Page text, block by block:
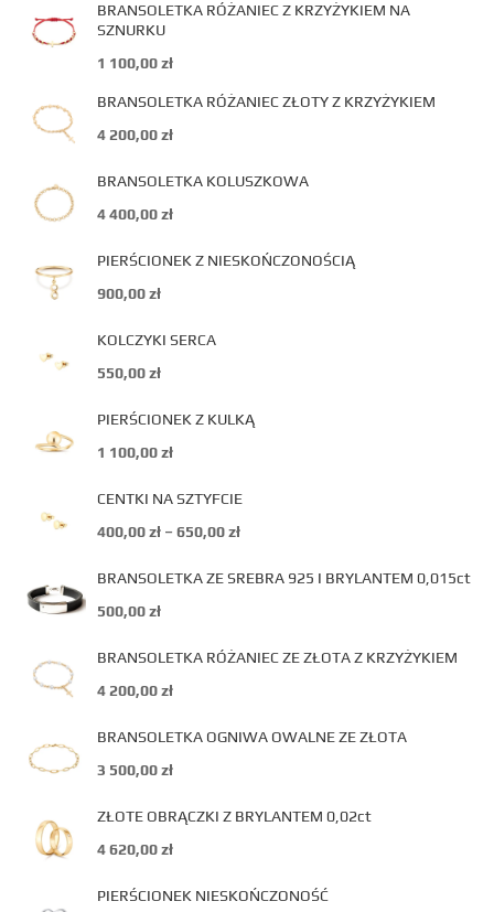
BRANSOLETKA RÓŻANIEC Z KRZYŻYKIEM NA
SZNURKU
1 100,00zł
BRANSOLETKA RÓŻANIEC ZŁOTY Z KRZYŻYKIEM
4 200,00zł
BRANSOLETKA KOLUSZKOWA
4 400,00zł
PIERŚCIONEK Z NIESKOŃCZONOŚCIĄ
900,00zł
KOLCZYKI SERCA
550,00zł
PIERŚCIONEK Z KULKĄ
1 100,00zł
CENTKI NA SZTYFCIE
400,00zł – 650,00zł
BRANSOLETKA ZE SREBRA 925 I BRYLANTEM 0,015ct
500,00zł
BRANSOLETKA RÓŻANIEC ZE ZŁOTA Z KRZYŻYKIEM
4 200,00zł
BRANSOLETKA OGNIWA OWALNE ZE ZŁOTA
3 500,00zł
ZŁOTE OBRĄCZKI Z BRYLANTEM 0,02ct
4 620,00zł
PIERŚCIONEK NIESKOŃCZONOŚĆ